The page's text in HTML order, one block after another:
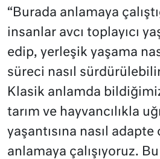
“Burada anlamaya
insanlar avcı toplayıcı
edip, yerleşik yaşama
süreci nasıl
Klasik anlamda
tarım ve hayvancılıkla
yaşantısına nasıl
anlamaya çalışıyoruz.